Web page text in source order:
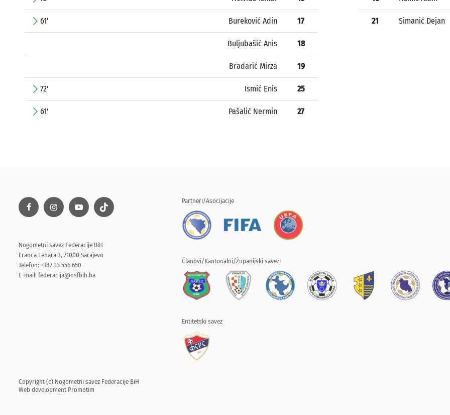
61' Bureković Adin 17
Buljubašić Anis 18
Bradarić Mirza 19
72' Ismić Enis 25
61' Pašalić Nermin 27
21 Simanić Dejan
Nogometni savez Federacije BiH
Franca Lehara 3, 71000 Sarajevo
Telefon: +387 33 556 650
E-mail: federacija@nsfbih.ba
Partneri/Asocijacije
Članovi/Kantonalni/Županijski savezi
Entitetski savez
Copyright (c) Nogometni savez Federacije BiH
Web development Promotim